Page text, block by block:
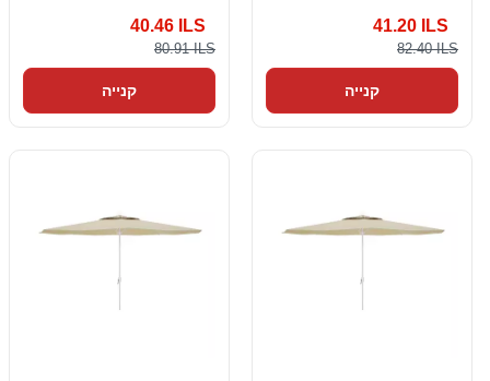
40.46 ILS
80.91 ILS
קנייה
41.20 ILS
82.40 ILS
קנייה